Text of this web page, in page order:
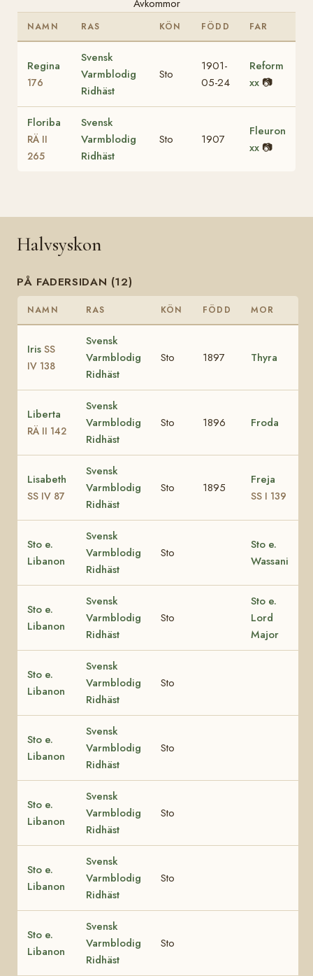
Avkommor
NAMN RAS KÖN FÖDD FAR
Regina
176
Svensk
Varmblodig
Ridhäst
Sto
1901-
05-24
Reform
xx 📷
Floriba
RÄ II
265
Svensk
Varmblodig
Ridhäst
Sto 1907
Fleuron
xx 📷
Halvsyskon
PÅ FADERSIDAN (12)
NAMN RAS KÖN FÖDD MOR
Iris SS
IV 138
Svensk
Varmblodig
Ridhäst
Sto 1897 Thyra
Liberta
RÄ II 142
Svensk
Varmblodig
Ridhäst
Sto 1896 Froda
Lisabeth
SS IV 87
Svensk
Varmblodig
Ridhäst
Sto 1895
Freja
SS I 139
Sto e.
Libanon
Svensk
Varmblodig
Ridhäst
Sto
Sto e.
Wassani
Sto e.
Libanon
Svensk
Varmblodig
Ridhäst
Sto
Sto e.
Lord
Major
Sto e.
Libanon
Svensk
Varmblodig
Ridhäst
Sto
Sto e.
Libanon
Svensk
Varmblodig
Ridhäst
Sto
Sto e.
Libanon
Svensk
Varmblodig
Ridhäst
Sto
Sto e.
Libanon
Svensk
Varmblodig
Ridhäst
Sto
Sto e.
Libanon
Svensk
Varmblodig
Ridhäst
Sto